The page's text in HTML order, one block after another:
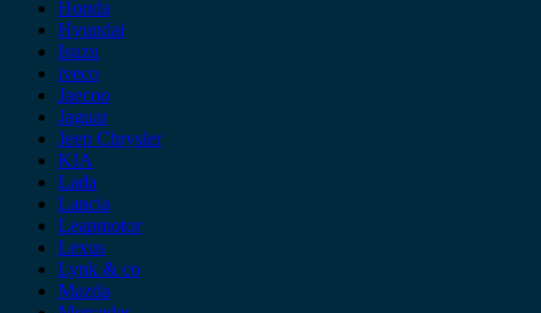
Honda
Hyundai
Isuzu
iveco
Jaecoo
Jaguar
Jeep Chrysler
KIA
Lada
Lancia
Leapmotor
Lexus
Lynk & co
Mazda